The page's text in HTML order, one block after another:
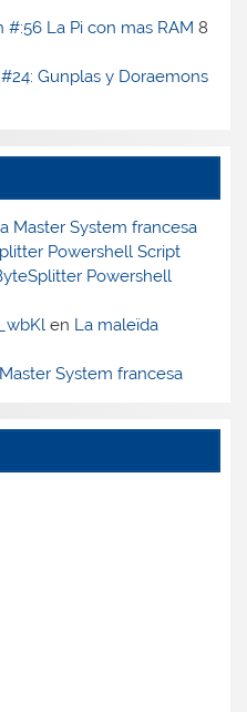
#:56 La Pi con mas RAM 8
Gunplas y Doraemons
Master System francesa
Powershell Script
Powershell
en La maleïda
System francesa